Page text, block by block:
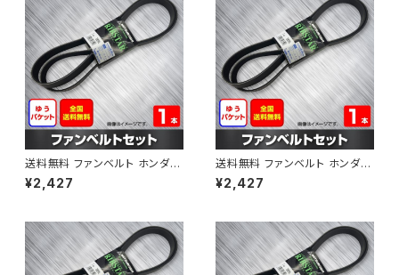
送料無料 ファンベルト ホンダ
ゼスト 型式JE1 H18.03～H24.
11 （国内トップメーカー） 1本 H
¥2,427
送料無料 ファンベルト ホンダ ラ
イフ 型式JB6 H15.09～H20.1
1 （国内トップメーカー） 1本 HA
¥2,427